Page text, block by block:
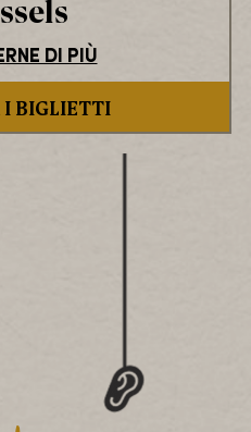
DI PIÙ
I BIGLIETTI